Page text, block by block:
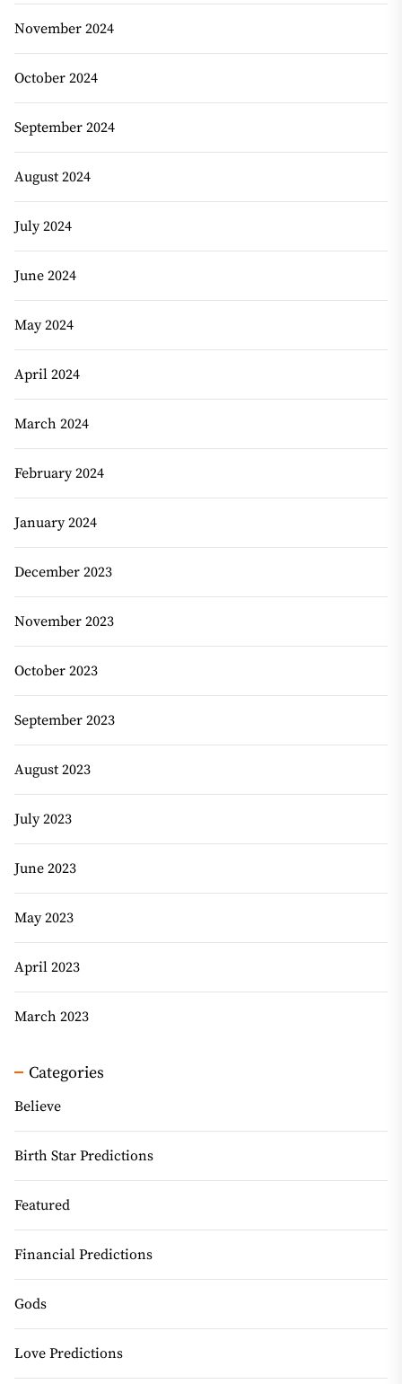
November 2024
October 2024
September 2024
August 2024
July 2024
June 2024
May 2024
April 2024
March 2024
February 2024
January 2024
December 2023
November 2023
October 2023
September 2023
August 2023
July 2023
June 2023
May 2023
April 2023
March 2023
Categories
Believe
Birth Star Predictions
Featured
Financial Predictions
Gods
Love Predictions